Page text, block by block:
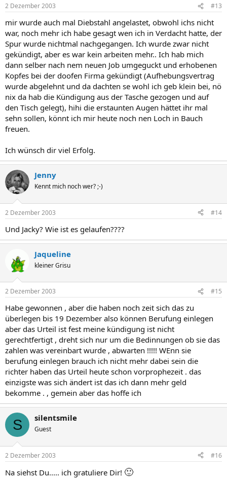
2 Dezember 2003 #13
mir wurde auch mal Diebstahl angelastet, obwohl ichs nicht
war, noch mehr ich habe gesagt wen ich in Verdacht hatte, der
Spur wurde nichtmal nachgegangen. Ich wurde zwar nicht
gekündigt, aber es war kein arbeiten mehr.. Ich hab mich
dann selber nach nem neuen Job umgeguckt und erhobenen
Kopfes bei der doofen Firma gekündigt (Aufhebungsvertrag
wurde abgelehnt und da dachten se wohl ich geb klein bei, nö
nix da hab die Kündigung aus der Tasche gezogen und auf
den Tisch gelegt), hihi die erstaunten Augen hättet ihr mal
sehn sollen, könnt ich mir heute noch nen Loch in Bauch
freuen.
Ich wünsch dir viel Erfolg.
Jenny
Kennt mich noch wer? ;-)
2 Dezember 2003 #14
Und Jacky? Wie ist es gelaufen????
Jaqueline
kleiner Grisu
2 Dezember 2003 #15
Habe gewonnen , aber die haben noch zeit sich das zu
überlegen bis 19 Dezember also können Berufung einlegen
aber das Urteil ist fest meine kündigung ist nicht
gerechtfertigt , dreht sich nur um die Bedinnungen ob sie das
zahlen was vereinbart wurde , abwarten !!!!! WEnn sie
berufung einlegen brauch ich nicht mehr dabei sein die
richter haben das Urteil heute schon vorprophezeit . das
einzigste was sich ändert ist das ich dann mehr geld
bekomme . , gemein aber das hoffe ich
S silentsmile
Guest
2 Dezember 2003 #16
Na siehst Du..... ich gratuliere Dir! 🙂